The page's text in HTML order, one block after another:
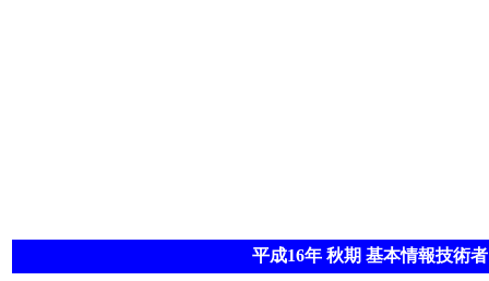
平成16年 秋期 基本情報技術